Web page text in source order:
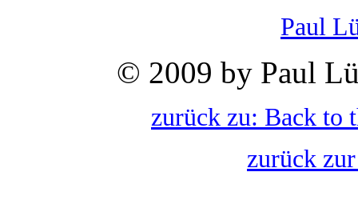
Paul
© 2009 by Paul
zurück zu: Back to
zurück